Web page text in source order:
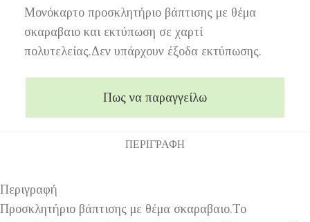
Μονόκαρτο προσκλητήριο βάπτισης με θέμα
σκαραβαιο και εκτύπωση σε χαρτί
πολυτελείας.Δεν υπάρχουν έξοδα εκτύπωσης.
Πως να παραγγείλω
ΠΕΡΙΓΡΑΦΉ
Περιγραφή
Προσκλητήριο βάπτισης με θέμα σκαραβαιο.Το